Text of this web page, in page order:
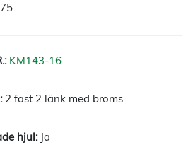
75
KM143-16
2 fast 2 länk med broms
Ja